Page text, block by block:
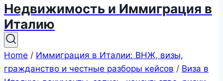
Недвижимость и Иммиграция в
Италию
Home / Иммиграция в Италии: ВНЖ, визы,
гражданство и честные разборы кейсов / Виза в